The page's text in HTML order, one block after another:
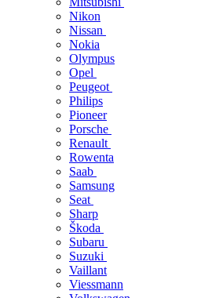
Nikon
Nissan
Nokia
Olympus
Opel
Peugeot
Philips
Pioneer
Porsche
Renault
Rowenta
Saab
Samsung
Seat
Sharp
Škoda
Subaru
Suzuki
Vaillant
Viessmann